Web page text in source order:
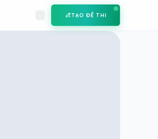
TẠO ĐỀ THI